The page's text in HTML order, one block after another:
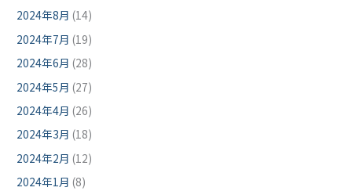
2024年8月 (14)
2024年7月 (19)
2024年6月 (28)
2024年5月 (27)
2024年4月 (26)
2024年3月 (18)
2024年2月 (12)
2024年1月 (8)